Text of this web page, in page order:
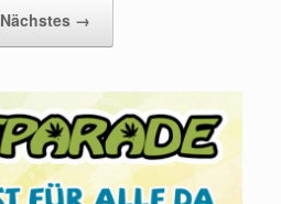
Nächstes →